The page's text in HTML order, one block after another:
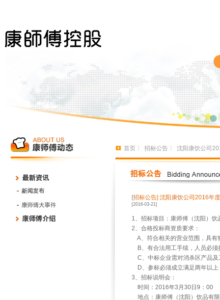
首页 〉 招标公告 〉 沈阳康饮公司
[招标公告] 沈阳康饮公司2016年
[2016-03-21]
1、招标项目：康师傅（沈阳）
2、合格投标商资质要求：
A、符合相关的营业范围，具
B、有合法用工手续，人员必
C、中标企业需对消杀区产品
D、参标必须成立满足两年以
3、招标说明会：
时间：2016年3月30日9：00
地点：康师傅（沈阳）饮品有